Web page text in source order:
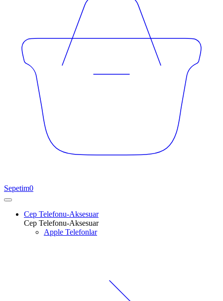
Sepetim0
Cep Telefonu-Aksesuar
Cep Telefonu-Aksesuar
Apple Telefonlar